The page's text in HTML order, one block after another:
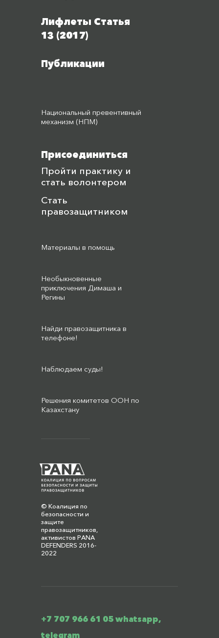
© Коалиция по
безопасности и
защите
правозащитников,
активистов PANA
DEFENDERS 2016-
2022
Лифлеты Статья
13 (2017)
Публикации
Национальный превентивный
механизм (НПМ)
Присоединиться
Пройти практику и
стать волонтером
Стать
правозащитником
Материалы в помощь
Необыкновенные
приключения Димаша и
Регины
Найди правозащитника в
телефоне!
Наблюдаем суды!
Решения комитетов ООН по
Казахстану
+7 707 966 61 05 whatsapp,
telegram